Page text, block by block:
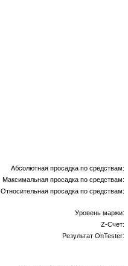
Абсолютная просадка по средствам:
Максимальная просадка по средствам:
Относительная просадка по средствам:
Уровень маржи:
Z-Счет:
Результат OnTester: